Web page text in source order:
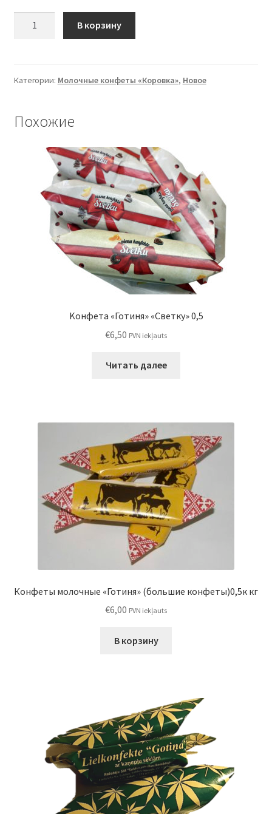
с
кг
В корзину
Категории: Молочные конфеты «Коровка», Новое
Похожие
Kонфета «Готиня» «Светку» 0,5
€6,50 PVN iekļauts
Читать далее
Конфеты молочные «Готиня» (большие конфеты)0,5к кг
€6,00 PVN iekļauts
В корзину